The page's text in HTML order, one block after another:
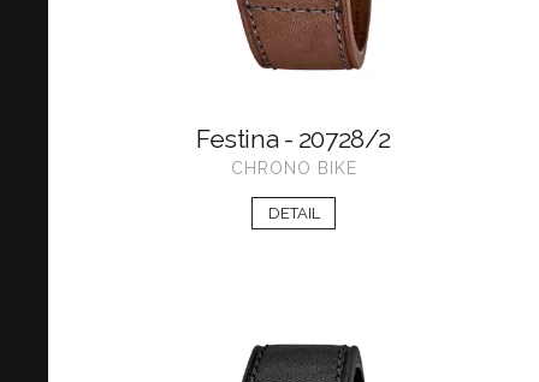
Festina - 20728/2
CHRONO BIKE
DETAIL